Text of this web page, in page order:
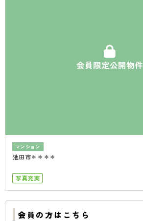
会員限定公開物件
マンション
池田市＊＊＊＊
写真充実
会員の方はこちら